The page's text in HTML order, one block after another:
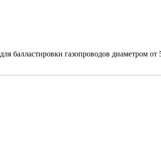
газопроводов диаметром